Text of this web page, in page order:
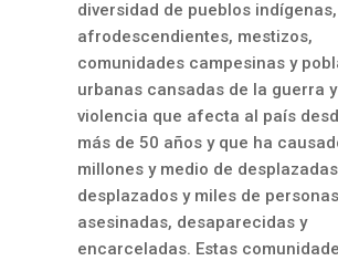
diversidad de pueblos indígenas,
afrodescendientes, mestizos,
comunidades campesinas y
urbanas cansadas de la guerra
violencia que afecta al país
más de 50 años y que ha
millones y medio de
desplazados y miles de personas
asesinadas, desaparecidas y
encarceladas. Estas